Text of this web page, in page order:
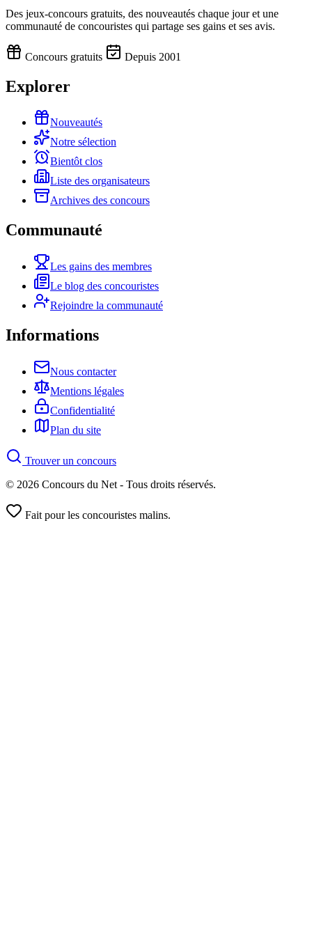
Des jeux-concours gratuits, des nouveautés chaque jour et une
communauté de concouristes qui partage ses gains et ses avis.
Concours gratuits Depuis 2001
Explorer
Nouveautés
Notre sélection
Bientôt clos
Liste des organisateurs
Archives des concours
Communauté
Les gains des membres
Le blog des concouristes
Rejoindre la communauté
Informations
Nous contacter
Mentions légales
Confidentialité
Plan du site
Trouver un concours
© 2026 Concours du Net - Tous droits réservés.
Fait pour les concouristes malins.